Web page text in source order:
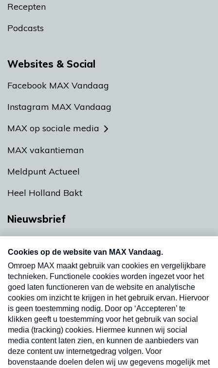
Recepten
Podcasts
Websites & Social
Facebook MAX Vandaag
Instagram MAX Vandaag
MAX op sociale media
MAX vakantieman
Meldpunt Actueel
Heel Holland Bakt
Nieuwsbrief
nieuwsbrief. Elke vrijdag- en dinsdagochtend in
uw mailbox.
Verzend